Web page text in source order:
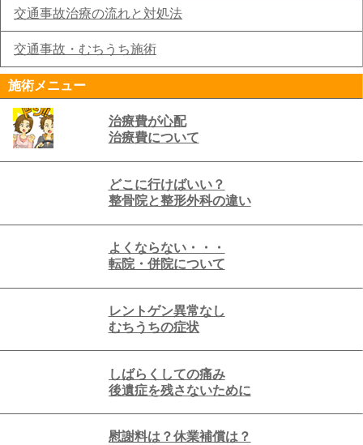
交通事故治療の流れと対処法
交通事故・むちうち施術
施術メニュー
治療費が心配
治療費について
どこに行けばいい？
整骨院と整形外科の違い
よくならない・・・
転院・併院について
レントゲン異常なし
むちうちの症状
しばらくしての痛み
後遺症を残さないために
慰謝料は？休業補償は？